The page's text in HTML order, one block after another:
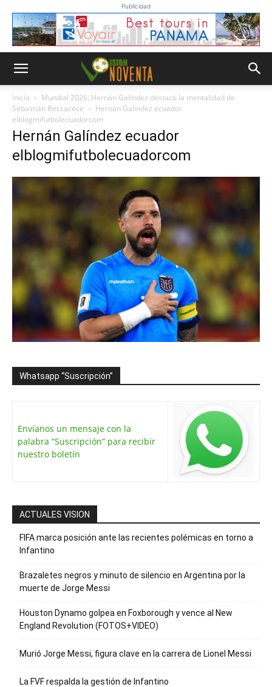
Publicidad
Inicio
Mundial 2026: Hernán Galíndez destacó la mentalidad de
Sebastián Beccacece
Hernán Galíndez ecuador
elblogmifutbolecuadorcom
Hernán Galíndez ecuador
elblogmifutbolecuadorcom
Whatsapp “Suscripción”
Envíanos un mensaje con la
palabra “Suscripción” para recibir
nuestro boletín
ACTUALES VISION
FIFA marca posición ante las recientes polémicas en torno a
Infantino
Brazaletes negros y minuto de silencio en Argentina por la
muerte de Jorge Messi
Houston Dynamo golpea en Foxborough y vence al New
England Revolution (FOTOS+VIDEO)
Murió Jorge Messi, figura clave en la carrera de Lionel Messi
La FVF respalda la gestión de Infantino